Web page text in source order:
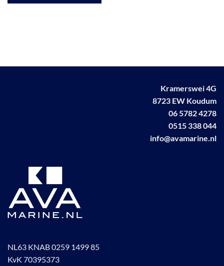
optie
Kramerswei 4G
8723 EW Koudum
06 5782 4278
0515 338 044
info@avamarine.nl
NL63 KNAB 0259 1499 85
KvK 70395373